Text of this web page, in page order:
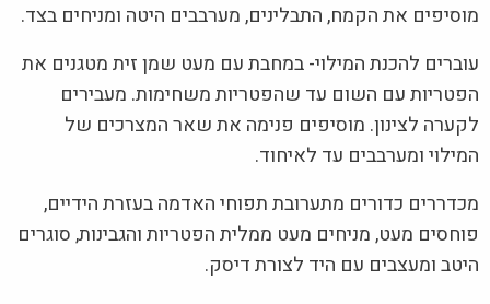
מוסיפים את הקמח, התבלינים, מערבבים היטה ומניחים בצד.
עוברים להכנת המילוי- במחבת עם מעט שמן זית מטגנים את
הפטריות עם השום עד שהפטריות משחימות. מעבירים
לקערה לצינון. מוסיפים פנימה את שאר המצרכים של
המילוי ומערבבים עד לאיחוד.
מכדררים כדורים מתערובת תפוחי האדמה בעזרת הידיים,
פוחסים מעט, מניחים מעט ממלית הפטריות והגבינות, סוגרים
היטב ומעצבים עם היד לצורת דיסק.